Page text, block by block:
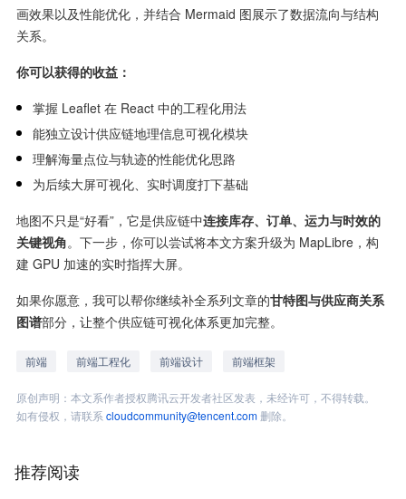
画效果以及性能优化，并结合 Mermaid 图展示了数据流向与结构
关系。
你可以获得的收益：
掌握 Leaflet 在 React 中的工程化用法
能独立设计供应链地理信息可视化模块
理解海量点位与轨迹的性能优化思路
为后续大屏可视化、实时调度打下基础
地图不只是“好看”，它是供应链中连接库存、订单、运力与时效的
关键视角。下一步，你可以尝试将本文方案升级为 MapLibre，构
建 GPU 加速的实时指挥大屏。
如果你愿意，我可以帮你继续补全系列文章的甘特图与供应商关系
图谱部分，让整个供应链可视化体系更加完整。
前端 前端工程化 前端设计 前端框架
原创声明：本文系作者授权腾讯云开发者社区发表，未经许可，不得转载。
如有侵权，请联系 cloudcommunity@tencent.com删除。
推荐阅读